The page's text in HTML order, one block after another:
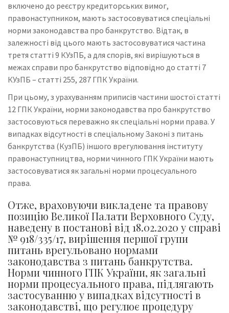
включено до реєстру кредиторських вимог,
правонаступником, мають застосовуватися спеціальні
норми законодавства про банкрутство. Відтак, в
залежності від цього мають застосовуватися частина
третя статті 9 КУзПБ, а для спорів, які вирішуються в
межах справи про банкрутство відповідно до статті 7
КУзПБ – статті 255, 287 ГПК України.
При цьому, з урахуванням приписів частини шостої статті
12 ГПК України, норми законодавства про банкрутство
застосовуються переважно як спеціальні норми права. У
випадках відсутності в спеціальному Законі з питань
банкрутства (КузПБ) іншого врегулювання інституту
правонаступництва, норми чинного ГПК України мають
застосовуватися як загальні норми процесуального
права.
Отже, враховуючи викладене та правову
позицію Великої Палати Верховного Суду,
наведену в постанові від 18.02.2020 у справі
№ 918/335/17, вирішення першої групи
питань врегульовано нормами
законодавства з питань банкрутства.
Норми чинного ГПК України, як загальні
норми процесуального права, підлягають
застосуванню у випадках відсутності в
законодавстві, що регулює процедуру